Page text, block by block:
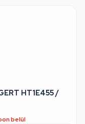
HT1E455 /
belül